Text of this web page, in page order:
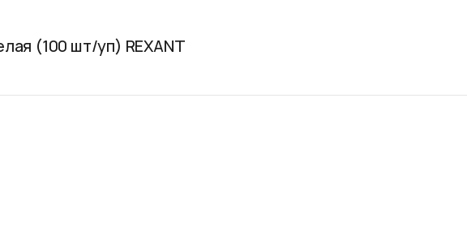
(100 шт/уп) REXANT